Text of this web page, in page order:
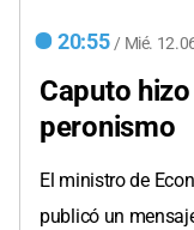
20:55 / Mié.
Caputo
peronismo
El ministro de
publicó un